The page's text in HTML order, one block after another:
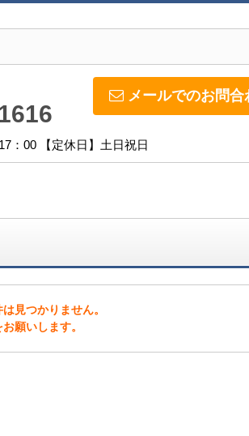
メールでのお問合
：00 【定休日】土日祝日
見つかりません。
願いします。